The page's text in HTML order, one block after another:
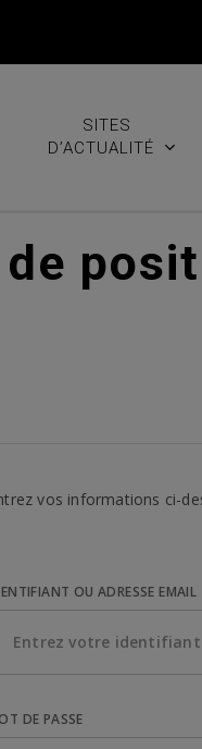
SITES
D’ACTUALITÉ
vos informations ci-
OU ADRESSE EMAIL
DE PASSE